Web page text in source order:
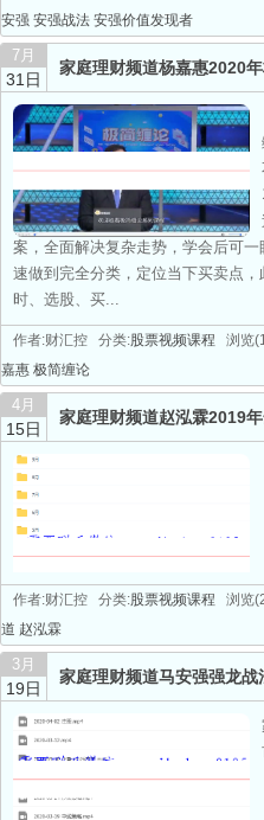
安强 安强战法 安强价值发现者
7月
31日
家庭理财频道杨嘉惠2020
案，全面解决复杂走势，学会后可
速做到完全分类，定位当下买卖点
时、选股、买...
作者:财汇控 分类:股票视频课程 浏览
嘉惠 极简缠论
4月
15日
家庭理财频道赵泓霖2019
作者:财汇控 分类:股票视频课程 浏览
道 赵泓霖
3月
19日
家庭理财频道马安强强龙